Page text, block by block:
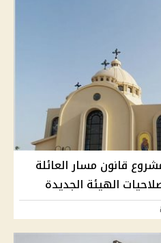
قانون مسار العائلة
الهيئة الجديدة